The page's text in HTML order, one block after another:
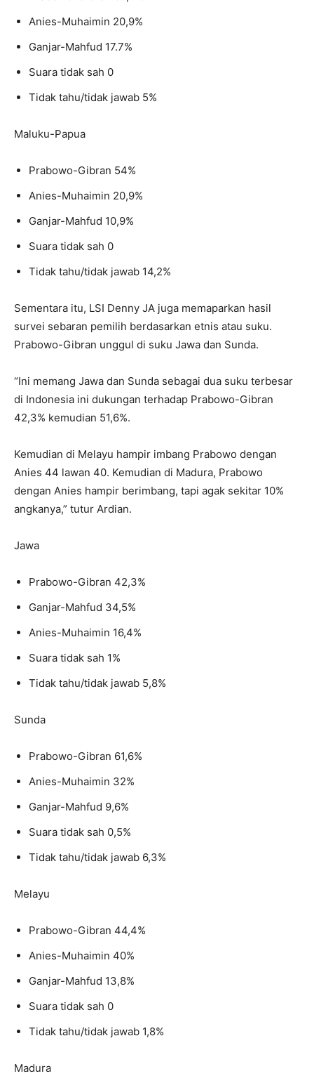
Anies-Muhaimin 20,9%
Ganjar-Mahfud 17.7%
Suara tidak sah 0
Tidak tahu/tidak jawab 5%
Maluku-Papua
Prabowo-Gibran 54%
Anies-Muhaimin 20,9%
Ganjar-Mahfud 10,9%
Suara tidak sah 0
Tidak tahu/tidak jawab 14,2%
Sementara itu, LSI Denny JA juga memaparkan hasil
survei sebaran pemilih berdasarkan etnis atau suku.
Prabowo-Gibran unggul di suku Jawa dan Sunda.
“Ini memang Jawa dan Sunda sebagai dua suku terbesar
di Indonesia ini dukungan terhadap Prabowo-Gibran
42,3% kemudian 51,6%.
Kemudian di Melayu hampir imbang Prabowo dengan
Anies 44 lawan 40. Kemudian di Madura, Prabowo
dengan Anies hampir berimbang, tapi agak sekitar 10%
angkanya,” tutur Ardian.
Jawa
Prabowo-Gibran 42,3%
Ganjar-Mahfud 34,5%
Anies-Muhaimin 16,4%
Suara tidak sah 1%
Tidak tahu/tidak jawab 5,8%
Sunda
Prabowo-Gibran 61,6%
Anies-Muhaimin 32%
Ganjar-Mahfud 9,6%
Suara tidak sah 0,5%
Tidak tahu/tidak jawab 6,3%
Melayu
Prabowo-Gibran 44,4%
Anies-Muhaimin 40%
Ganjar-Mahfud 13,8%
Suara tidak sah 0
Tidak tahu/tidak jawab 1,8%
Madura